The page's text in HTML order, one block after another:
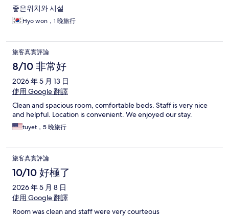
좋은위치와 시설
Hyo won，1 晚旅行
旅客真實評論
8/10 非常好
2026 年 5 月 13 日
使用 Google 翻譯
Clean and spacious room, comfortable beds. Staff is very nice
and helpful. Location is convenient. We enjoyed our stay.
tuyet，5 晚旅行
旅客真實評論
10/10 好極了
2026 年 5 月 8 日
使用 Google 翻譯
Room was clean and staff were very courteous